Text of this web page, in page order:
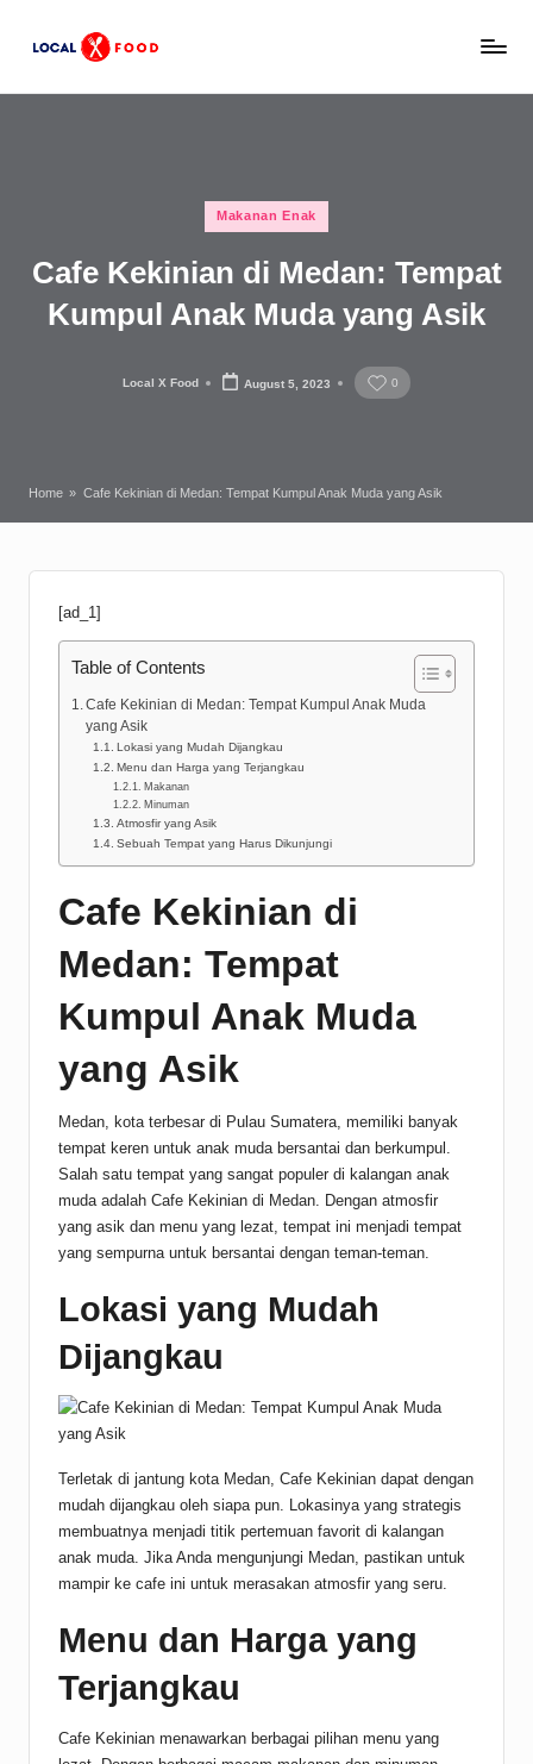
x
keluarga
Indonesia.
Posted
in
Makanan Enak
Cafe Kekinian di Medan: Tempat
Kumpul Anak Muda yang Asik
Posted
Local X Food August 5, 2023 0
Home » Cafe Kekinian di Medan: Tempat Kumpul Anak Muda yang Asik
[ad_1]
Table of Contents
Cafe Kekinian di Medan: Tempat Kumpul Anak Muda
yang Asik
Lokasi yang Mudah Dijangkau
Menu dan Harga yang Terjangkau
Makanan
Minuman
Atmosfir yang Asik
Sebuah Tempat yang Harus Dikunjungi
Cafe Kekinian di
Medan: Tempat
Kumpul Anak Muda
yang Asik
Medan, kota terbesar di Pulau Sumatera, memiliki banyak
tempat keren untuk anak muda bersantai dan berkumpul.
Salah satu tempat yang sangat populer di kalangan anak
muda adalah Cafe Kekinian di Medan. Dengan atmosfir
yang asik dan menu yang lezat, tempat ini menjadi tempat
yang sempurna untuk bersantai dengan teman-teman.
Lokasi yang Mudah
Dijangkau
Terletak di jantung kota Medan, Cafe Kekinian dapat dengan
mudah dijangkau oleh siapa pun. Lokasinya yang strategis
membuatnya menjadi titik pertemuan favorit di kalangan
anak muda. Jika Anda mengunjungi Medan, pastikan untuk
mampir ke cafe ini untuk merasakan atmosfir yang seru.
Menu dan Harga yang
Terjangkau
Cafe Kekinian menawarkan berbagai pilihan menu yang